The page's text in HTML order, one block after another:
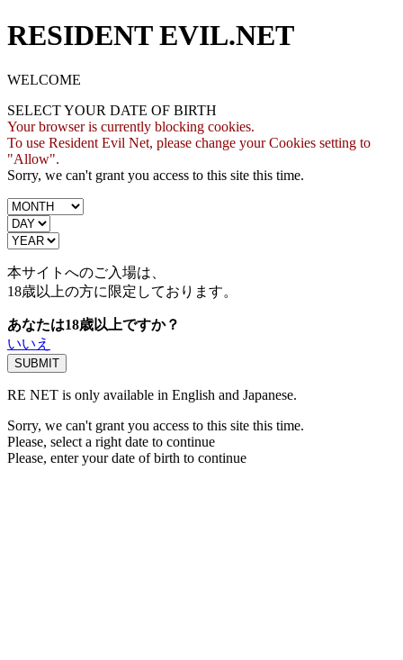
RESIDENT EVIL.NET
WELCOME
SELECT YOUR DATE OF BIRTH
Your browser is currently blocking cookies.
To use Resident Evil Net, please change your Cookies setting to
"Allow".
Sorry, we can't grant you access to this site this time.
本サイトへのご入場は、
18歳以上の方に限定しております。
あなたは18歳以上ですか？
いいえ
RE NET is only available in English and Japanese.
Sorry, we can't grant you access to this site this time.
Please, select a right date to continue
Please, enter your date of birth to continue